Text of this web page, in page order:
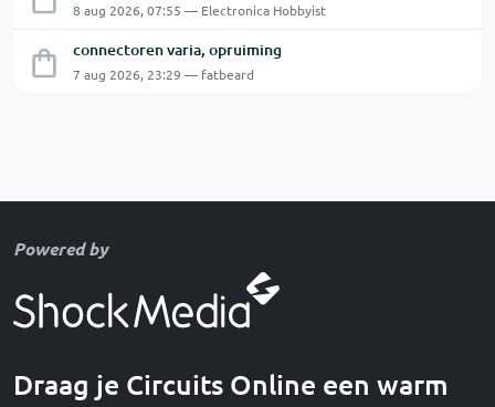
8 aug 2026, 07:55 — Electronica Hobbyist
connectoren varia, opruiming
7 aug 2026, 23:29 — fatbeard
Powered by
Draag je Circuits Online een warm